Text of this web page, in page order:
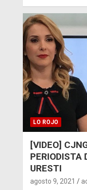
LO ROJO
[VIDEO]
PERIODISTA
URESTI
agosto 9, 2021